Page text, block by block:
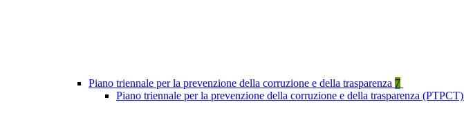
Piano triennale per la prevenzione della corruzione e della trasparenza 7
Piano triennale per la prevenzione della corruzione e della trasparenza (PTPCT)